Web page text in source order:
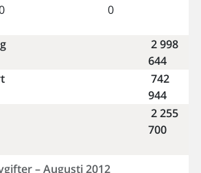
– Augusti 2012
0
2 998
644
742
944
2 255
700